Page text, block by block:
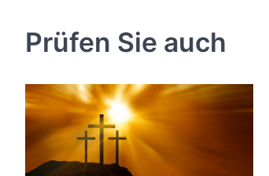
Prüfen Sie auch